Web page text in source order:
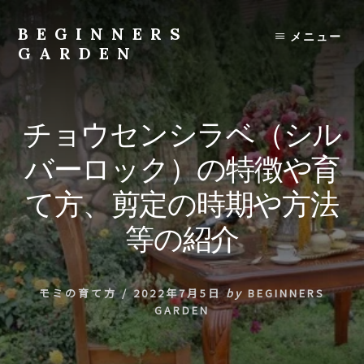
content
BEGINNERS
GARDEN
物
の
種
類
や
育
て
方
の
紹
介
を
行
い
メニュー
チョウセンシラベ（シル
バーロック）の特徴や育
て方、剪定の時期や方法
等の紹介
モミの育て方/ 2022年7月5日 by BEGINNERS
GARDEN